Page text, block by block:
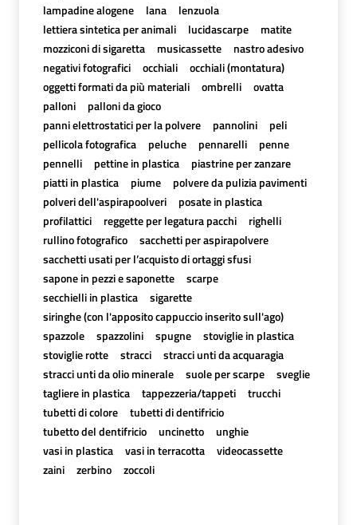
lampadine alogene
lana
lenzuola
lettiera sintetica per animali
lucidascarpe
matite
mozziconi di sigaretta
musicassette
nastro adesivo
negativi fotografici
occhiali
occhiali (montatura)
oggetti formati da più materiali
ombrelli
ovatta
palloni
palloni da gioco
panni elettrostatici per la polvere
pannolini
peli
pellicola fotografica
peluche pennarelli
penne
pennelli
pettine in plastica
piastrine per zanzare
piatti in plastica
piume
polvere da pulizia pavimenti
polveri dell'aspirapoolveri
posate in plastica
profilattici
reggette per legatura pacchi
righelli
rullino fotografico
sacchetti per aspirapolvere
sacchetti usati per l’acquisto di ortaggi sfusi
sapone in pezzi e saponette
scarpe
secchielli in plastica
sigarette
siringhe (con l'apposito cappuccio inserito sull'ago)
spazzole
spazzolini spugne
stoviglie in plastica
stoviglie rotte
stracci
stracci unti da acquaragia
stracci unti da olio minerale
suole per scarpe
sveglie
tagliere in plastica
tappezzeria/tappeti
trucchi
tubetti di colore
tubetti di dentifricio
tubetto del dentifricio
uncinetto
unghie
vasi in plastica
vasi in terracotta
videocassette
zaini
zerbino zoccoli